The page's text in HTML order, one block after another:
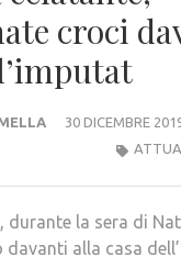
croci
30 DICEMBRE
durante la sera di
alla casa